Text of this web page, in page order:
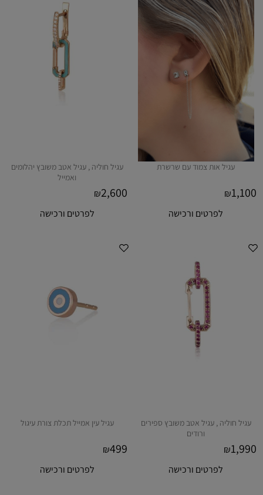
עגיל אות צמוד עם שרשרת
₪1,100
לפרטים ורכישה
עגיל חוליה , עגיל אטב משובץ יהלומים
ואמייל
₪2,600
לפרטים ורכישה
עגיל חוליה , עגיל אטב משובץ ספירים
ורודים
₪1,990
לפרטים ורכישה
עגיל עין אמייל תכלת צורת עיגול
₪499
לפרטים ורכישה